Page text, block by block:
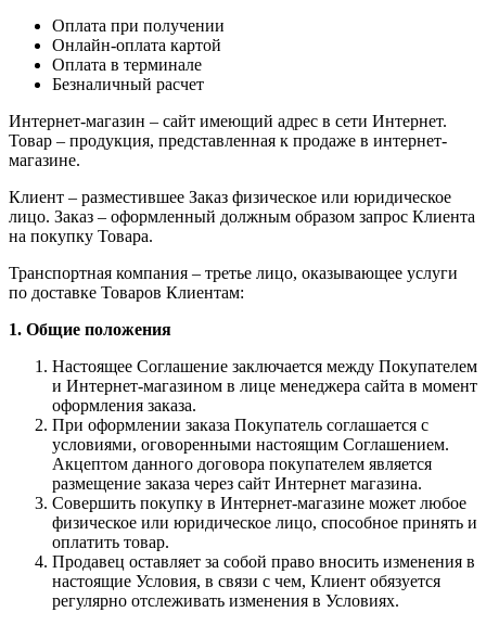
Оплата при получении
Онлайн-оплата картой
Оплата в терминале
Безналичный расчет
Интернет-магазин – сайт имеющий адрес в сети Интернет.
Товар – продукция, представленная к продаже в интернет-
магазине.
Клиент – разместившее Заказ физическое или юридическое
лицо. Заказ – оформленный должным образом запрос Клиента
на покупку Товара.
Транспортная компания – третье лицо, оказывающее услуги
по доставке Товаров Клиентам:
1. Общие положения
Настоящее Соглашение заключается между Покупателем
и Интернет-магазином в лице менеджера сайта в момент
оформления заказа.
При оформлении заказа Покупатель соглашается с
условиями, оговоренными настоящим Соглашением.
Акцептом данного договора покупателем является
размещение заказа через сайт Интернет магазина.
Совершить покупку в Интернет-магазине может любое
физическое или юридическое лицо, способное принять и
оплатить товар.
Продавец оставляет за собой право вносить изменения в
настоящие Условия, в связи с чем, Клиент обязуется
регулярно отслеживать изменения в Условиях.